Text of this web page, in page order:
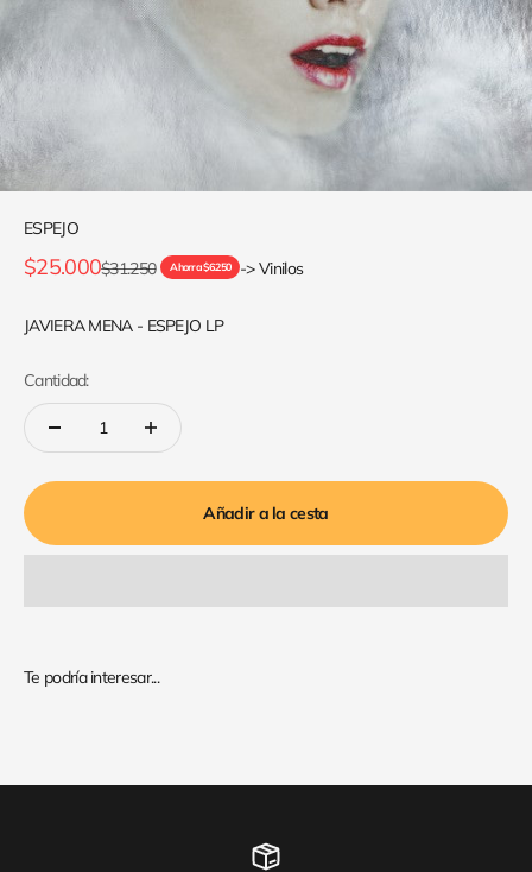
ESPEJO
Precio de oferta
$25.000Precio normal
$31.250 Ahorra $6.250 -> Vinilos
JAVIERA MENA - ESPEJO LP
Cantidad:
Añadir a la cesta